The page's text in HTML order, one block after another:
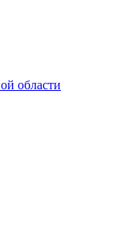
области